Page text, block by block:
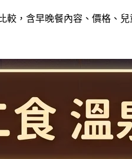
，含早晚餐內容、價格、